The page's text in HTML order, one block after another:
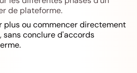
de plateforme.
plus ou commencer directement
sans conclure d'accords